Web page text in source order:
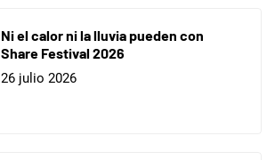
Ni el calor ni la lluvia pueden con
Share Festival 2026
26 julio 2026